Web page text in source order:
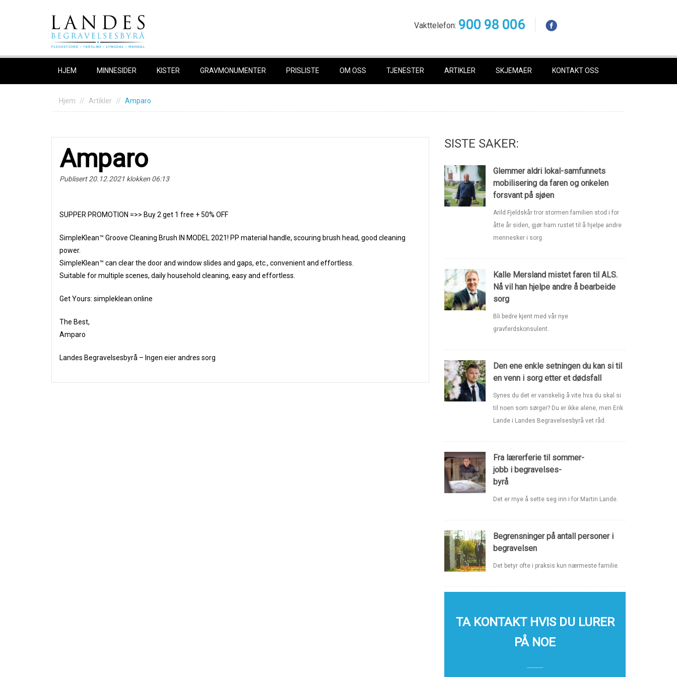
Vakttelefon: 900 98 006
HJEM MINNESIDER KISTER GRAVMONUMENTER PRISLISTE OM OSS TJENESTER ARTIKLER SKJEMAER KONTAKT OSS
Hjem Artikler Amparo
Amparo
Publisert 20.12.2021 klokken 06:13
SUPPER PROMOTION =>> Buy 2 get 1 free + 50% OFF
SimpleKlean™ Groove Cleaning Brush IN MODEL 2021! PP material handle, scouring brush head, good cleaning
power.
SimpleKlean™ can clear the door and window slides and gaps, etc., convenient and effortless.
Suitable for multiple scenes, daily household cleaning, easy and effortless.
Get Yours: simpleklean.online
The Best,
Amparo
Landes Begravelsesbyrå – Ingen eier andres sorg
SISTE SAKER:
Glemmer aldri lokal-samfunnets
mobilisering da faren og onkelen
forsvant på sjøen
Arild Fjeldskår tror stormen familien stod i for
åtte år siden, gjør ham rustet til å hjelpe andre
mennesker i sorg.
Kalle Mersland mistet faren til ALS.
Nå vil han hjelpe andre å bearbeide
sorg
Bli bedre kjent med vår nye
gravferdskonsulent.
Den ene enkle setningen du kan si til
en venn i sorg etter et dødsfall
Synes du det er vanskelig å vite hva du skal si
til noen som sørger? Du er ikke alene, men Erik
Lande i Landes Begravelsesbyrå vet råd.
Fra lærerferie til sommer-
jobb i begravelses-
byrå
Det er mye å sette seg inn i for Martin Lande.
Begrensninger på antall personer i
begravelsen
Det betyr ofte i praksis kun nærmeste familie.
TA KONTAKT HVIS DU LURER
PÅ NOE